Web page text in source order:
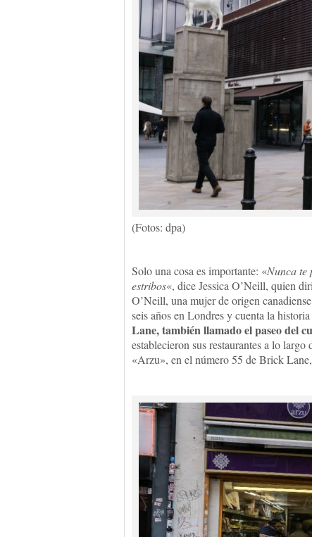
(Fotos: dpa)
Solo una cosa es importante: «Nunca te
estribos«, dice Jessica O’Neill, quien
O’Neill, una mujer de origen
seis años en Londres y cuenta la
Lane, también llamado el paseo del
establecieron sus restaurantes a lo
«Arzu», en el número 55 de Brick